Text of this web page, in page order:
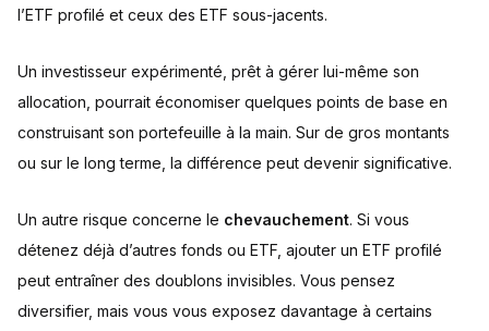
l’ETF profilé et ceux des ETF sous-jacents.
Un investisseur expérimenté, prêt à gérer lui-même son
allocation, pourrait économiser quelques points de base en
construisant son portefeuille à la main. Sur de gros montants
ou sur le long terme, la différence peut devenir significative.
Un autre risque concerne le chevauchement. Si vous
détenez déjà d’autres fonds ou ETF, ajouter un ETF profilé
peut entraîner des doublons invisibles. Vous pensez
diversifier, mais vous vous exposez davantage à certains